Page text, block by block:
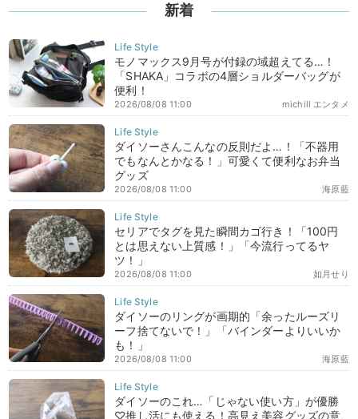
新着
モノマックス9月号が付録の域超えてる…！
「SHAKA」コラボの4層ショルダーバッグが
便利！
michill エンタメ
2026/08/08 11:00
ダイソーさんこんなの反則だよ…！「不器用
でもなんとかなる！」可愛くて便利なお弁当
グッズ
海原藍
2026/08/08 11:00
セリアでタグを見た瞬間カゴ行き！「100円
とは思えない上質感！」「今流行ってるヤ
ツ！」
如月せり
2026/08/08 11:00
ダイソーのリングが画期的「余ったルーズリ
ーフ捨てないで！」「バインダーよりいいか
も！」
海原藍
2026/08/08 11:00
ダイソーのこれ…「じゃない使い方」が優勝
♡推し活にも使える！高見え美容グッズの意